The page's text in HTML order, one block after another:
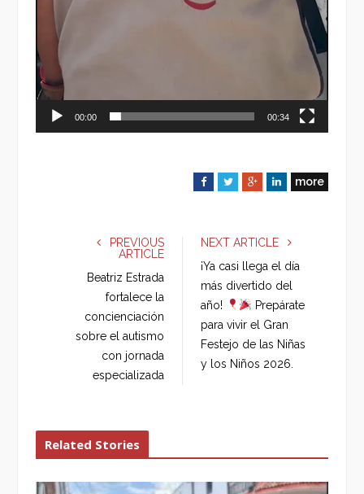
00:00 00:34
F
e
o
k
T
r
G
g
e
+
L
I
n
more
PREVIOUS
ARTICLE
Beatriz Estrada
fortalece la
concienciación
sobre el autismo
con jornada
especializada
NEXT ARTICLE
¡Ya casi llega el día
más divertido del
año!
Prepárate
para vivir el Gran
Festejo de las Niñas
y los Niños 2026.
Related Stories